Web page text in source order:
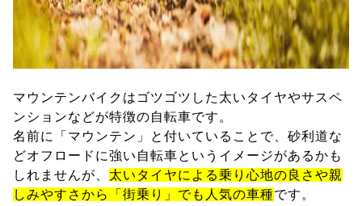
マウンテンバイクはゴツゴツした太いタイヤやサスペ
ンションなどが特徴の自転車です。
名前に「マウンテン」と付いていることで、砂利道な
どオフロードに強い自転車というイメージがあるかも
しれませんが、 太いタイヤによる乗り心地の良さや親
しみやすさから「街乗り」でも人気の車種です。